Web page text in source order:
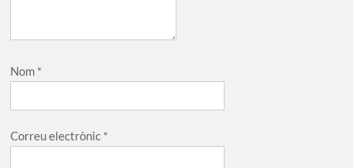
Nom *
Correu electrònic *